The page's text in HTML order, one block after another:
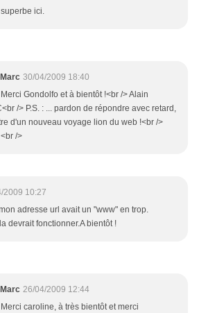
ici.
30/04/2009 18:40
Gondolfo et à bientôt !<br /> Alain
/> P.S. : ... pardon de répondre avec retard,
d'un nouveau voyage lion du web !<br />
/>
2009 10:27
adresse url avait un "www" en trop.
devrait fonctionner.A bientôt !
26/04/2009 12:44
caroline, à très bientôt et merci